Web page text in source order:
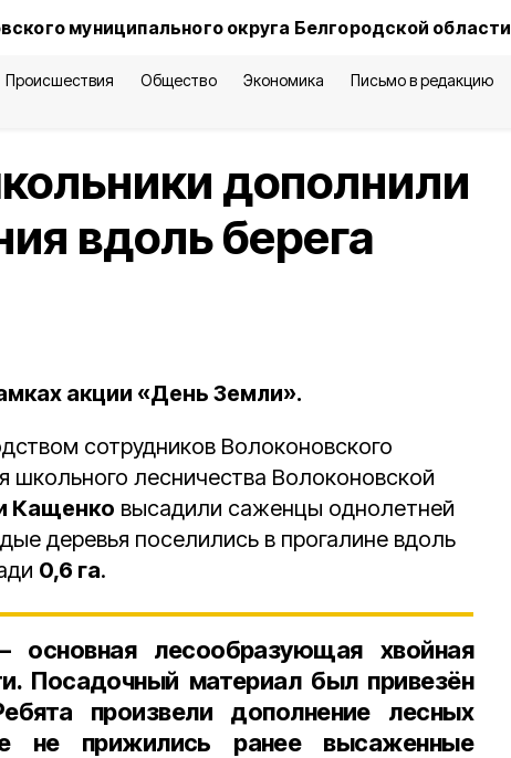
муниципального округа Белгородской области
Происшествия Общество Экономика Письмо в редакцию
дополнили
вдоль берега
акции «День Земли».
сотрудников Волоконовского
школьного лесничества Волоконовской
Кащенко высадили саженцы однолетней
деревья поселились в прогалине вдоль
0,6 га.
основная лесообразующая хвойная
Посадочный материал был привезён
произвели дополнение лесных
не прижились ранее высаженные